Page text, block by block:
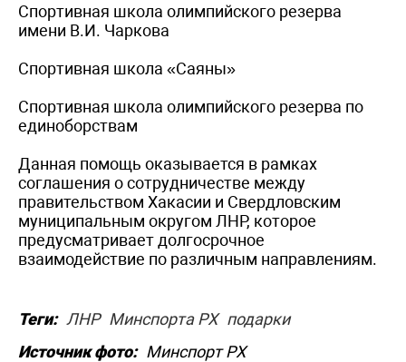
Спортивная школа олимпийского резерва
имени В.И. Чаркова
Спортивная школа «Саяны»
Спортивная школа олимпийского резерва по
единоборствам
Данная помощь оказывается в рамках
соглашения о сотрудничестве между
правительством Хакасии и Свердловским
муниципальным округом ЛНР, которое
предусматривает долгосрочное
взаимодействие по различным направлениям.
Теги: ЛНР Минспорта РХ подарки
Источник фото: Минспорт РХ